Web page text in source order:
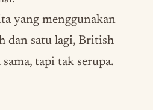
yang menggunakan
dan satu lagi, British
tapi tak serupa.